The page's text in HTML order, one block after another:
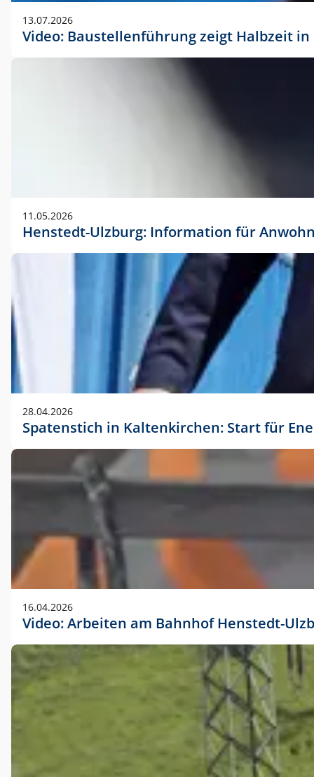
13.07.2026
Video: Baustellenführung zeigt Halbzeit
11.05.2026
Henstedt-Ulzburg: Information für
28.04.2026
Spatenstich in Kaltenkirchen: Start für
16.04.2026
Video: Arbeiten am Bahnhof Henstedt-